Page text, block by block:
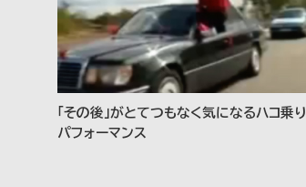
「その後」がとてつもなく気になるハコ乗り
パフォーマンス